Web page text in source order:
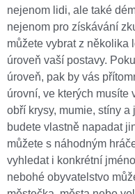
nejenom lidi, ale také
nejenom pro získávání
můžete vybrat z několika
úroveň vaší postavy.
úroveň, pak by vás
úrovní, ve kterých musíte
obří krysy, mumie, stíny
budete vlastně napadat
můžete s náhodným
vyhledat i konkrétní
nebohé obyvatelstvo